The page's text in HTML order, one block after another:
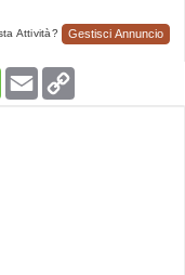
Attività? Gestisci Annuncio
Message
Email